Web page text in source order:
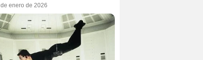
enero de 2026